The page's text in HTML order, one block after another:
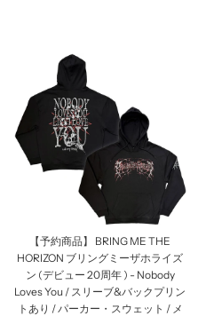
【予約商品】 BRING ME THE
HORIZON ブリングミーザホライズ
ン (デビュー 20周年 ) - Nobody
Loves You / スリーブ&バックプリン
トあり / パーカー・スウェット / メ